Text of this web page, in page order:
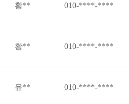
황** 010-****-****
황** 010-****-****
유** 010-****-****